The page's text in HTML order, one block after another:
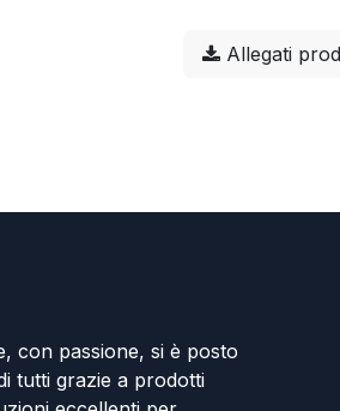
Allegati
con passione, si è posto
tutti grazie a prodotti